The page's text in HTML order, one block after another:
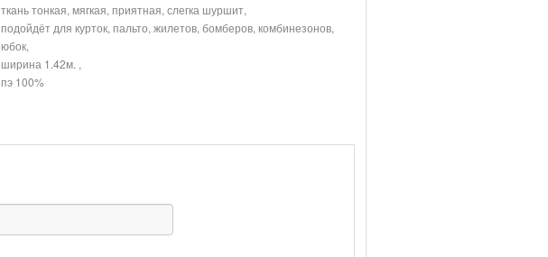
ткань тонкая, мягкая, приятная, слегка шуршит,
подойдёт для курток, пальто, жилетов, бомберов, комбинезонов,
юбок,
ширина 1.42м. ,
пэ 100%